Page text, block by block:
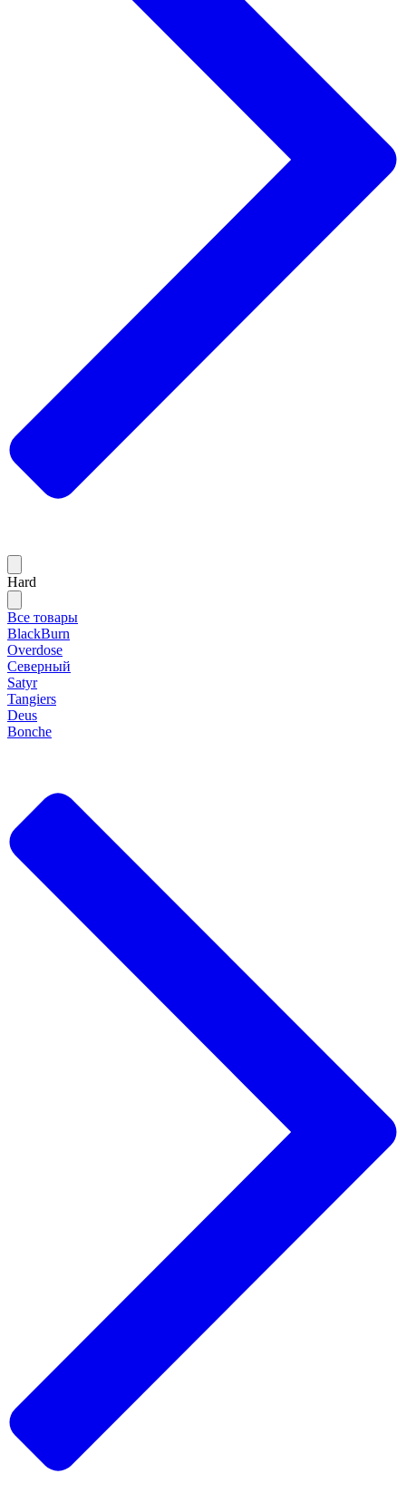
Hard
Все товары
BlackBurn
Overdose
Северный
Satyr
Tangiers
Deus
Bonche